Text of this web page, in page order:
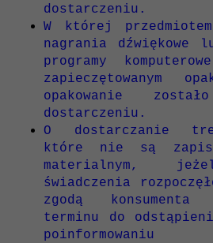
dostarczeniu.
W której
nagrania dźwiękowe
programy
zapieczętowanym
opakowanie
dostarczeniu.
O dostarczanie
które nie są
materialnym,
świadczenia
zgodą konsumenta
terminu do